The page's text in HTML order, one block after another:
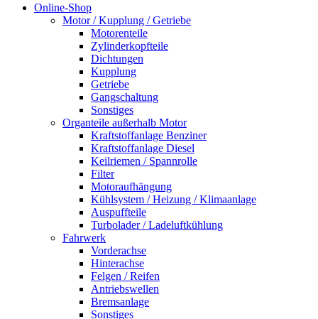
Online-Shop
Motor / Kupplung / Getriebe
Motorenteile
Zylinderkopfteile
Dichtungen
Kupplung
Getriebe
Gangschaltung
Sonstiges
Organteile außerhalb Motor
Kraftstoffanlage Benziner
Kraftstoffanlage Diesel
Keilriemen / Spannrolle
Filter
Motoraufhängung
Kühlsystem / Heizung / Klimaanlage
Auspuffteile
Turbolader / Ladeluftkühlung
Fahrwerk
Vorderachse
Hinterachse
Felgen / Reifen
Antriebswellen
Bremsanlage
Sonstiges